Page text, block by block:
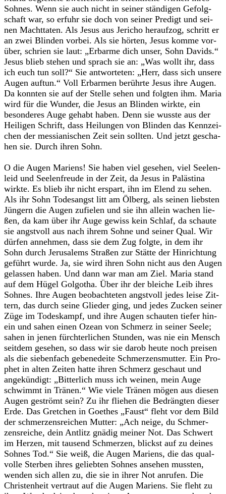
Soh­nes. Wenn sie auch nicht in sei­ner stän­di­gen Gefolg­
schaft war, so erfuhr sie doch von sei­ner Pre­digt und sei­
nen Macht­ta­ten. Als Jesus aus Jeri­cho her­auf­zog, schritt er
an zwei Blin­den vor­bei. Als sie hör­ten, Jesus komme vor­
über, schrien sie laut: „Erbarme dich unser, Sohn Davids.“
Jesus blieb ste­hen und sprach sie an: „Was wollt ihr, dass
ich euch tun soll?“ Sie ant­wor­te­ten: „Herr, dass sich unsere
Augen auf­tun.“ Voll Erbar­men berührte Jesus ihre Augen.
Da konn­ten sie auf der Stelle sehen und folg­ten ihm. Maria
wird für die Wun­der, die Jesus an Blin­den wirkte, ein
beson­de­res Auge gehabt haben. Denn sie wusste aus der
Hei­li­gen Schrift, dass Hei­lun­gen von Blin­den das Kenn­zei­
chen der mes­sia­ni­schen Zeit sein soll­ten. Und jetzt gescha­
hen sie. Durch ihren Sohn.
O die Augen Mari­ens! Sie haben viel gese­hen, viel See­len­
leid und See­len­freude in der Zeit, da Jesus in Paläs­tina
wirkte. Es blieb ihr nicht erspart, ihn im Elend zu sehen.
Als ihr Sohn Todes­angst litt am Ölberg, als sei­nen liebs­ten
Jün­gern die Augen zufie­len und sie ihn allein wachen lie­
ßen, da kam über ihr Auge gewiss kein Schlaf, da schaute
sie angst­voll aus nach ihrem Sohne und sei­ner Qual. Wir
dür­fen anneh­men, dass sie dem Zug folgte, in dem ihr
Sohn durch Jeru­sa­lems Stra­ßen zur Stätte der Hin­rich­tung
geführt wurde. Ja, sie wird ihren Sohn nicht aus den Augen
gelas­sen haben. Und dann war man am Ziel. Maria stand
auf dem Hügel Gol­go­tha. Über ihr der blei­che Leib ihres
Soh­nes. Ihre Augen beob­ach­te­ten angst­voll jedes leise Zit­
tern, das durch seine Glie­der ging, und jedes Zucken sei­ner
Züge im Todes­kampf, und ihre Augen schau­ten tie­fer hin­
ein und sahen einen Ozean von Schmerz in sei­ner Seele;
sahen in jenen fürch­ter­li­chen Stun­den, was nie ein Mensch
seit­dem gese­hen, so dass wir sie darob heute noch prei­sen
als die sie­ben­fach gebe­ne­deite Schmer­zens­mut­ter. Ein Pro­
phet in alten Zei­ten hatte ihren Schmerz geschaut und
ange­kün­digt: „Bit­ter­lich muss ich wei­nen, mein Auge
schwimmt in Trä­nen.“ Wie viele Trä­nen mögen aus die­sen
Augen geströmt sein? Zu ihr flie­hen die Bedräng­ten die­ser
Erde. Das Gret­chen in Goe­thes „Faust“ fleht vor dem Bild
der schmer­zens­rei­chen Mut­ter: „Ach neige, du Schmer­
zens­rei­che, dein Ant­litz gnä­dig mei­ner Not. Das Schwert
im Her­zen, mit tau­send Schmer­zen, blickst auf zu dei­nes
Soh­nes Tod.“ Sie weiß, die Augen Mari­ens, die das qual­
volle Ster­ben ihres gelieb­ten Soh­nes anse­hen muss­ten,
wen­den sich allen zu, die sie in ihrer Not anru­fen. Die
Chris­ten­heit ver­traut auf die Augen Mari­ens. Sie fleht zu